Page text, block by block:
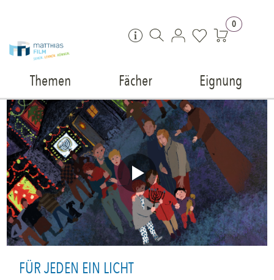
0
Themen Fächer Eignung
FÜR JEDEN EIN LICHT